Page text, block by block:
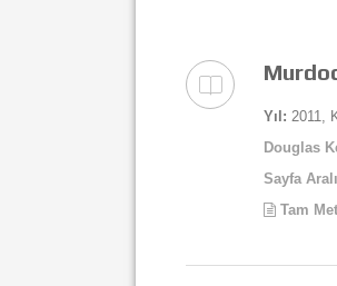
Yıl: 2011,
Douglas
Sayfa
Tam